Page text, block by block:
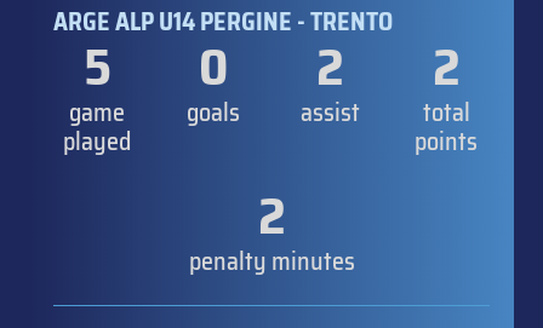
ARGE ALP U14 PERGINE - TRENTO
5
game
played
0
goals
2
assist
2
total
points
2
penalty minutes